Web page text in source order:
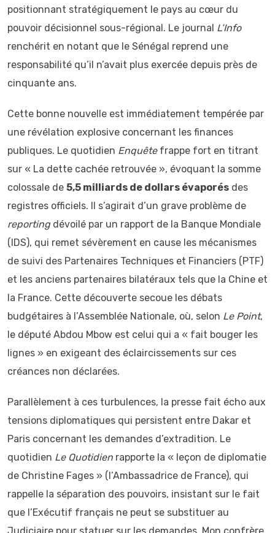
positionnant stratégiquement le pays au cœur du
pouvoir décisionnel sous-régional. Le journal L’Info
renchérit en notant que le Sénégal reprend une
responsabilité qu’il n’avait plus exercée depuis près de
cinquante ans.
Cette bonne nouvelle est immédiatement tempérée par
une révélation explosive concernant les finances
publiques. Le quotidien Enquêtefrappe fort en titrant
sur « La dette cachée retrouvée », évoquant la somme
colossale de 5,5 milliards de dollars évaporés des
registres officiels. Il s’agirait d’un grave problème de
reportingdévoilé par un rapport de la Banque Mondiale
(IDS), qui remet sévèrement en cause les mécanismes
de suivi des Partenaires Techniques et Financiers (PTF)
et les anciens partenaires bilatéraux tels que la Chine et
la France. Cette découverte secoue les débats
budgétaires à l’Assemblée Nationale, où, selon Le Point,
le député Abdou Mbow est celui qui a « fait bouger les
lignes » en exigeant des éclaircissements sur ces
créances non déclarées.
Parallèlement à ces turbulences, la presse fait écho aux
tensions diplomatiques qui persistent entre Dakar et
Paris concernant les demandes d’extradition. Le
quotidien Le Quotidien rapporte la « leçon de diplomatie
de Christine Fages » (l’Ambassadrice de France), qui
rappelle la séparation des pouvoirs, insistant sur le fait
que l’Exécutif français ne peut se substituer au